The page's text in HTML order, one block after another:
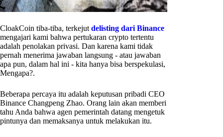
CloakCoin tiba-tiba, terkejut delisting dari Binance
mengajari kami bahwa pertukaran crypto tertentu
adalah penolakan privasi. Dan karena kami tidak
pernah menerima jawaban langsung - atau jawaban
apa pun, dalam hal ini - kita hanya bisa berspekulasi,
Mengapa?.
Beberapa percaya itu adalah keputusan pribadi CEO
Binance Changpeng Zhao. Orang lain akan memberi
tahu Anda bahwa agen pemerintah datang mengetuk
pintunya dan memaksanya untuk melakukan itu.